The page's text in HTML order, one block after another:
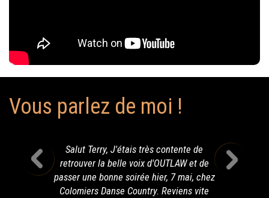
Vous parlez de moi !
Salut Terry, J'étais très contente de
retrouver la belle voix d'OUTLAW et de
passer une bonne soirée hier, 7 mai, chez
Colomiers Danse Country. Reviens vite